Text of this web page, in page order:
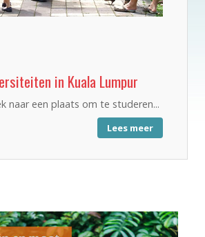
in Kuala Lumpur
naar een plaats om te studeren...
Lees meer